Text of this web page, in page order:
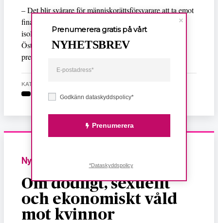
– Det blir svårare för människorättsförsvarare att ta emot
finansiellt stöd från utlandet. Dessutom riskerar de att
isoleras från viktiga kontakter med omvärlden, säger
Östgruppens ordförandeMartin Uggla
pressmeddelande.
KATEGORI
Nyheter
Om dödligt, sexuellt
och ekonomiskt våld
mot kvinnor
Godkänn dataskyddspolicy*
Prenumerera
Prenumerera gratis på vårt
NYHETSBREV
*Dataskyddspolicy